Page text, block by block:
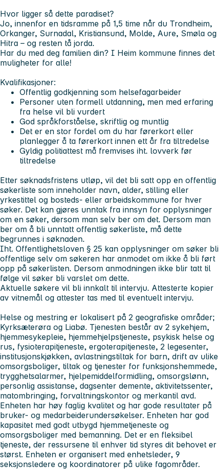
Hvor ligger så dette paradiset?
Jo, innenfor en tidsramme på 1,5 time når du Trondheim,
Orkanger, Surnadal, Kristiansund, Molde, Aure, Smøla og
Hitra – og resten tå jorda.
Har du med deg familien din? I Heim kommune finnes det
muligheter for alle!
Kvalifikasjoner:
Offentlig godkjenning som helsefagarbeider
Personer uten formell utdanning, men med erfaring
fra helse vil bli vurdert
God språkforståelse, skriftlig og muntlig
Det er en stor fordel om du har førerkort eller
planlegger å ta førerkort innen ett år fra tiltredelse
Gyldig politiattest må fremvises iht. lovverk før
tiltredelse
Etter søknadsfristens utløp, vil det bli satt opp en offentlig
søkerliste som inneholder navn, alder, stilling eller
yrkestittel og bosteds- eller arbeidskommune for hver
søker. Det kan gjøres unntak fra innsyn for opplysninger
om en søker, dersom man selv ber om det. Dersom man
ber om å bli unntatt offentlig søkerliste, må dette
begrunnes i søknaden.
Iht. Offentlighetsloven § 25 kan opplysninger om søker bli
offentlige selv om søkeren har anmodet om ikke å bli ført
opp på søkerlisten. Dersom anmodningen ikke blir tatt til
følge vil søker bli varslet om dette.
Aktuelle søkere vil bli innkalt til intervju. Attesterte kopier
av vitnemål og attester tas med til eventuelt intervju.
Helse og mestring er lokalisert på 2 geografiske områder;
Kyrksæterøra og Liabø. Tjenesten består av 2 sykehjem,
hjemmesykepleie, hjemmehjelpstjeneste, psykisk helse og
rus, fysioterapitjeneste, ergoterapitjeneste, 2 legesenter,
institusjonskjøkken, avlastningstiltak for barn, drift av ulike
omsorgsboliger, tiltak og tjenester for funksjonshemmede,
trygghetsalarmer, hjelpemiddelformidling, omsorgslønn,
personlig assistanse, dagsenter demente, aktivitetssenter,
matombringing, forvaltningskontor og merkantil avd.
Enheten har høy faglig kvalitet og har gode resultater på
bruker- og medarbeiderundersøkelser. Enheten har god
kapasitet med godt utbygd hjemmetjeneste og
omsorgsboliger med bemanning. Det er en fleksibel
tjeneste, der ressursene til enhver tid styres dit behovet er
størst. Enheten er organisert med enhetsleder, 9
seksjonsledere og koordinatorer på ulike fagområder.